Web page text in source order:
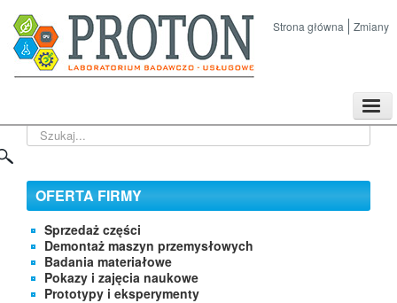
Strona główna Zmiany
Kontakt
Szukaj...
OFERTA FIRMY
Sprzedaż części
Demontaż maszyn przemysłowych
Badania materiałowe
Pokazy i zajęcia naukowe
Prototypy i eksperymenty